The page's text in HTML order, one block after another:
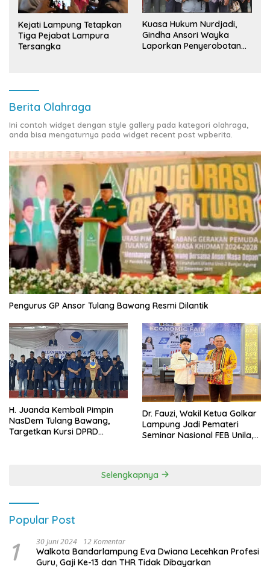
Kejati Lampung Tetapkan
Tiga Pejabat Lampura
Tersangka
Kuasa Hukum Nurdjadi,
Gindha Ansori Wayka
Laporkan Penyerobotan
Berita Olahraga
Ini contoh widget dengan style gallery pada kategori olahraga,
anda bisa mengaturnya pada widget recent post wpberita.
Pengurus GP Ansor Tulang Bawang Resmi Dilantik
H. Juanda Kembali Pimpin
NasDem Tulang Bawang,
Targetkan Kursi DPRD
Dr. Fauzi, Wakil Ketua Golkar
Lampung Jadi Pemateri
Seminar Nasional FEB Unila,
Selengkapnya
Popular Post
1 30 Juni 2024 12 Komentar
Walkota Bandarlampung Eva Dwiana Lecehkan Profesi
Guru, Gaji Ke-13 dan THR Tidak Dibayarkan